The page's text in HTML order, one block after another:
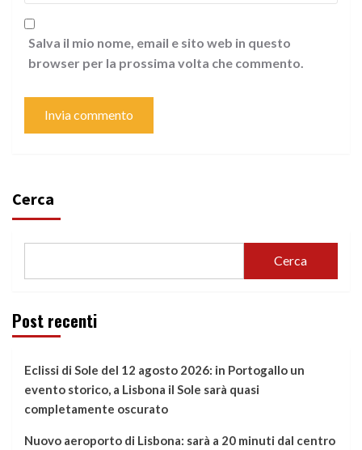
Salva il mio nome, email e sito web in questo
browser per la prossima volta che commento.
Cerca
Cerca
Post recenti
Eclissi di Sole del 12 agosto 2026: in Portogallo un
evento storico, a Lisbona il Sole sarà quasi
completamente oscurato
Nuovo aeroporto di Lisbona: sarà a 20 minuti dal centro